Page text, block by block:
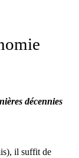
décennies
il suffit de